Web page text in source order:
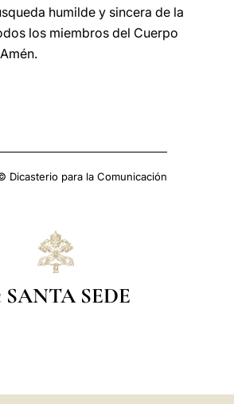
humilde y sincera de la
los miembros del Cuerpo
Dicasterio para la Comunicación
SANTA SEDE